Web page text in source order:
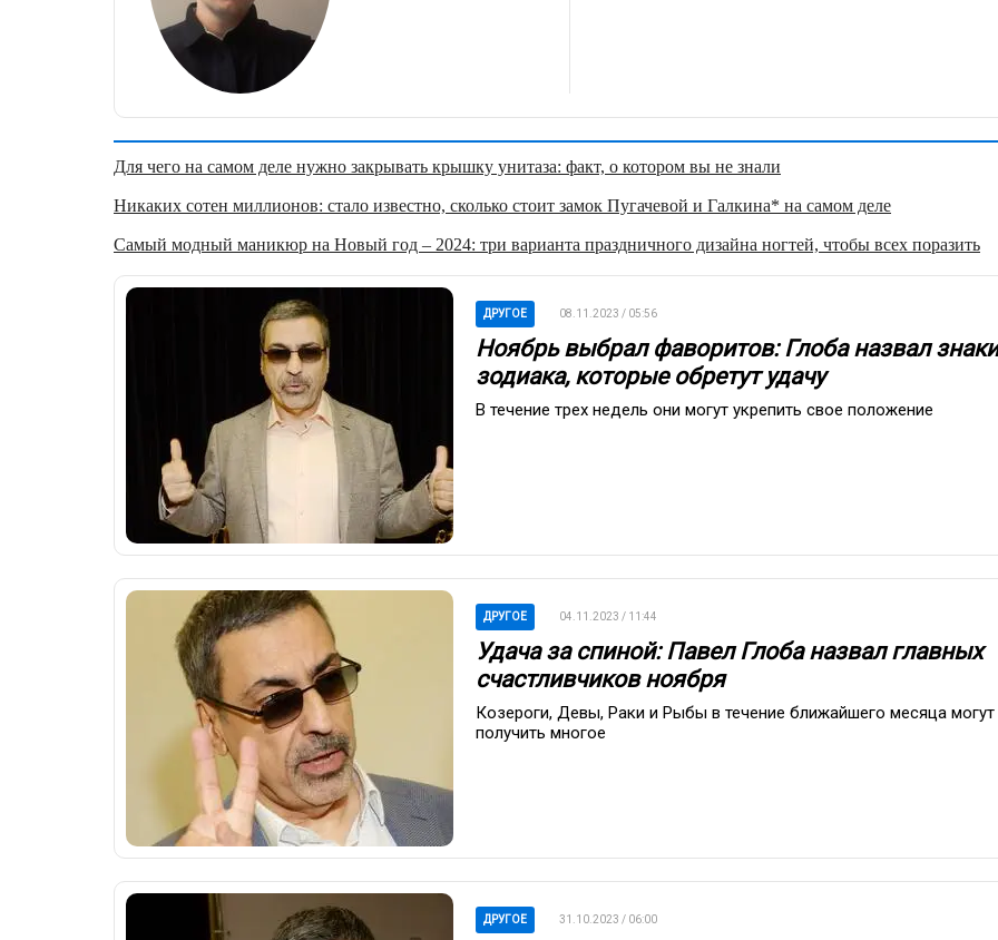
Для чего на самом деле нужно закрывать крышку унитаза: факт, о котором вы не знали
Никаких сотен миллионов: стало известно, сколько стоит замок Пугачевой и Галкина* на самом деле
Самый модный маникюр на Новый год – 2024: три варианта праздничного дизайна ногтей, чтобы всех поразить
ДРУГОЕ 08.11.2023 / 05:56
Ноябрь выбрал фаворитов: Глоба назвал знаки
зодиака, которые обретут удачу
В течение трех недель они могут укрепить свое положение
ДРУГОЕ 04.11.2023 / 11:44
Удача за спиной: Павел Глоба назвал главных
счастливчиков ноября
Козероги, Девы, Раки и Рыбы в течение ближайшего месяца могут
получить многое
ДРУГОЕ 31.10.2023 / 06:00